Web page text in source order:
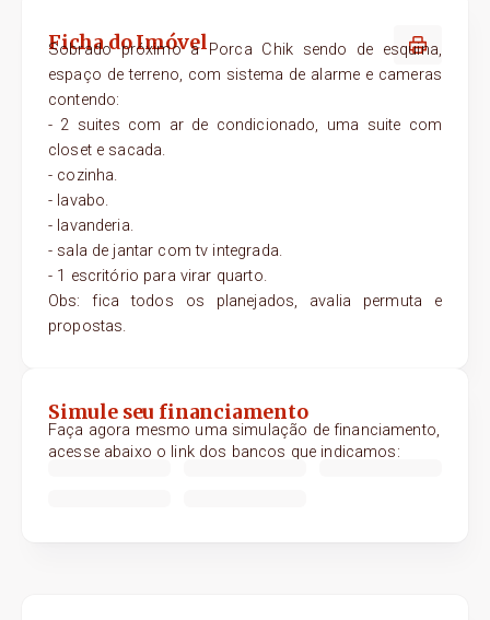
Ficha do Imóvel
Sobrado próximo a Porca Chik sendo de esquina,
espaço de terreno, com sistema de alarme e cameras
contendo:
- 2 suites com ar de condicionado, uma suite com
closet e sacada.
- cozinha.
- lavabo.
- lavanderia.
- sala de jantar com tv integrada.
- 1 escritório para virar quarto.
Obs: fica todos os planejados, avalia permuta e
propostas.
Simule seu financiamento
Faça agora mesmo uma simulação de financiamento,
acesse abaixo o link dos bancos que indicamos: